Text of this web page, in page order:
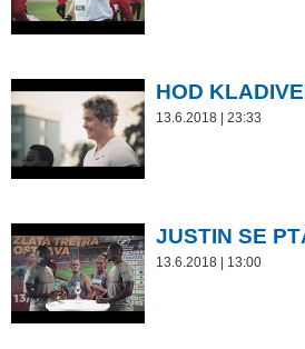
HOD
13.6.2018 | 23:33
JUSTIN SE
13.6.2018 | 13:00